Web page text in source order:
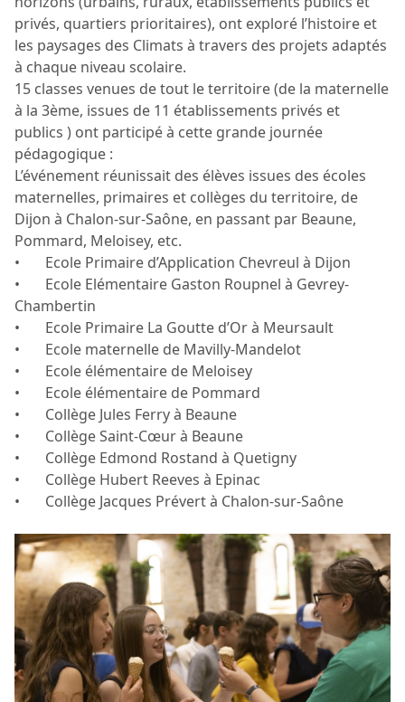
privés, quartiers prioritaires), ont exploré l’histoire et
les paysages des Climats à travers des projets adaptés
à chaque niveau scolaire.
15 classes venues de tout le territoire (de la maternelle
à la 3ème, issues de 11 établissements privés et
publics ) ont participé à cette grande journée
pédagogique :
L’événement réunissait des élèves issues des écoles
maternelles, primaires et collèges du territoire, de
Dijon à Chalon-sur-Saône, en passant par Beaune,
Pommard, Meloisey, etc.
• Ecole Primaire d’Application Chevreul à Dijon
• Ecole Elémentaire Gaston Roupnel à Gevrey-
Chambertin
• Ecole Primaire La Goutte d’Or à Meursault
• Ecole maternelle de Mavilly-Mandelot
• Ecole élémentaire de Meloisey
• Ecole élémentaire de Pommard
• Collège Jules Ferry à Beaune
• Collège Saint-Cœur à Beaune
• Collège Edmond Rostand à Quetigny
• Collège Hubert Reeves à Epinac
• Collège Jacques Prévert à Chalon-sur-Saône